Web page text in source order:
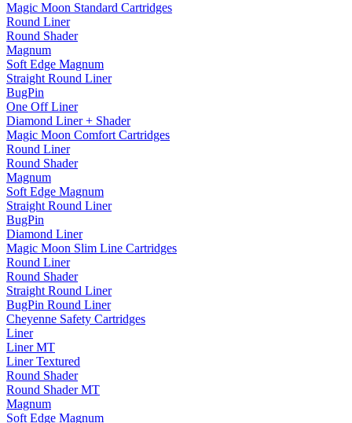
Magic Moon Standard Cartridges
Round Liner
Round Shader
Magnum
Soft Edge Magnum
Straight Round Liner
BugPin
One Off Liner
Diamond Liner + Shader
Magic Moon Comfort Cartridges
Round Liner
Round Shader
Magnum
Soft Edge Magnum
Straight Round Liner
BugPin
Diamond Liner
Magic Moon Slim Line Cartridges
Round Liner
Round Shader
Straight Round Liner
BugPin Round Liner
Cheyenne Safety Cartridges
Liner
Liner MT
Liner Textured
Round Shader
Round Shader MT
Magnum
Soft Edge Magnum